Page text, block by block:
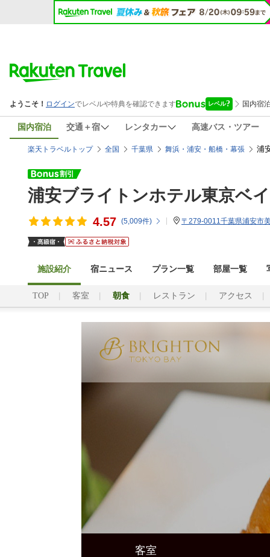
国内宿泊 交通＋宿 レンタカー 高速バス・ツアー
楽天トラベルトップ 全国 千葉県 舞浜・浦安・船橋・幕張 浦
浦安ブライトンホテル東京ベイ
4.57 (5,009件) 〒279-0011千葉県浦安市
施設紹介 宿ニュース プラン一覧 部屋一覧
TOP 客室 朝食 レストラン アクセス
客室